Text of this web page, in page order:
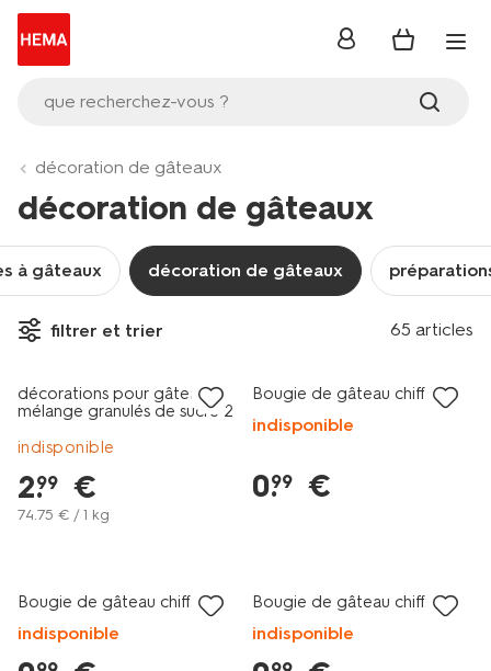
que recherchez-vous ?
se
décoration de gâteaux
décoration de gâteaux
à gâteaux décoration de gâteaux
filtrer et trier 65 articles
décorations pour gâteaux
mélange granulés de sucre 2
indisponible
2.
99 €
74.75 € / 1 kg
Bougie de gâteau chiffre 4
indisponible
0.
99 €
Bougie de gâteau chiffre 2
indisponible
Bougie de gâteau chiffre 5
indisponible